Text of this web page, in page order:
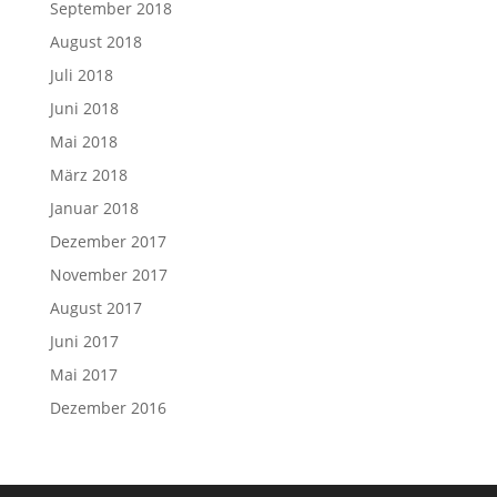
September 2018
August 2018
Juli 2018
Juni 2018
Mai 2018
März 2018
Januar 2018
Dezember 2017
November 2017
August 2017
Juni 2017
Mai 2017
Dezember 2016